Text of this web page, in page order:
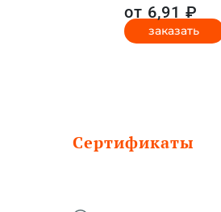
от 6,91 ₽
заказать
Сертификаты